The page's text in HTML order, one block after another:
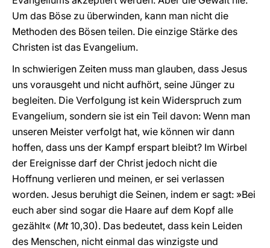
Um das Böse zu überwinden, kann man nicht die
Methoden des Bösen teilen. Die einzige Stärke des
Christen ist das Evangelium.
In schwierigen Zeiten muss man glauben, dass Jesus
uns vorausgeht und nicht aufhört, seine Jünger zu
begleiten. Die Verfolgung ist kein Widerspruch zum
Evangelium, sondern sie ist ein Teil davon: Wenn man
unseren Meister verfolgt hat, wie können wir dann
hoffen, dass uns der Kampf erspart bleibt? Im Wirbel
der Ereignisse darf der Christ jedoch nicht die
Hoffnung verlieren und meinen, er sei verlassen
worden. Jesus beruhigt die Seinen, indem er sagt: »Bei
euch aber sind sogar die Haare auf dem Kopf alle
gezählt« (Mt10,30). Das bedeutet, dass kein Leiden
des Menschen, nicht einmal das winzigste und